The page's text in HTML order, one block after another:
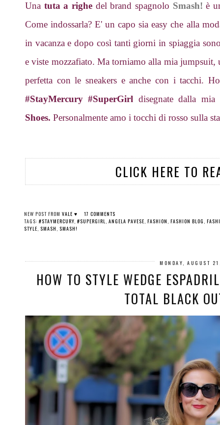
Una tuta a righe del brand spagnolo Smash! è
Come indossarla? E' un capo sia easy che alla
in vacanza e dopo così tanti giorni in spiaggia
e viste mozzafiato. Ma torniamo alla mia
perfetta con le sneakers e anche con i tacchi.
#StayMercury #SuperGirl disegnate dalla
Shoes. Personalmente amo i tocchi di rosso sulla
CLICK HERE TO
NEW POST FROM VALE ♥
17 COMMENTS
TAGS: #STAYMERCURY, #SUPERGIRL, ANGELA PAVESE, FASHION , FASHION BLOG ,
STYLE, SMASH , SMASH!
MONDAY, AUGUST
HOW TO STYLE WEDGE
TOTAL BLACK